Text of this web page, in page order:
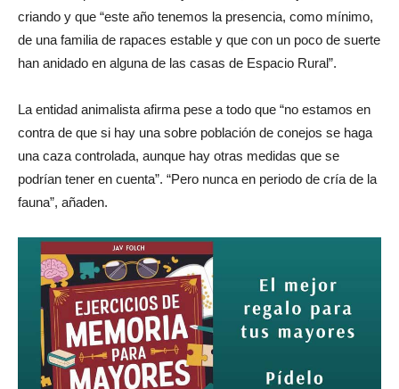
criando y que “este año tenemos la presencia, como mínimo,
de una familia de rapaces estable y que con un poco de suerte
han anidado en alguna de las casas de Espacio Rural”.
La entidad animalista afirma pese a todo que “no estamos en
contra de que si hay una sobre población de conejos se haga
una caza controlada, aunque hay otras medidas que se
podrían tener en cuenta”. “Pero nunca en periodo de cría de la
fauna”, añaden.